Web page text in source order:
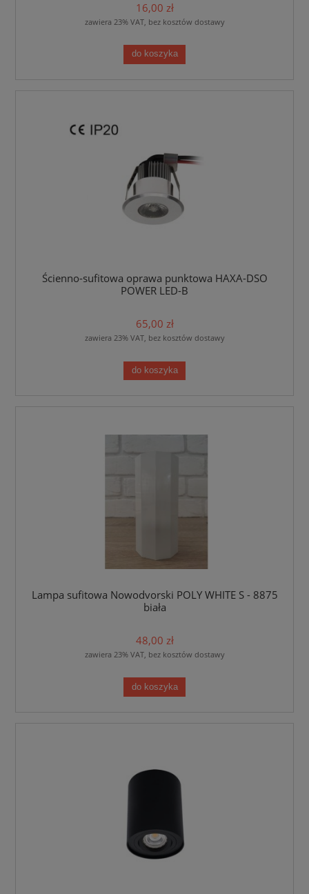
16,00 zł
zawiera 23% VAT, bez kosztów dostawy
do koszyka
Ścienno-sufitowa oprawa punktowa HAXA-DSO
POWER LED-B
65,00 zł
zawiera 23% VAT, bez kosztów dostawy
do koszyka
Lampa sufitowa Nowodvorski POLY WHITE S - 8875
biała
48,00 zł
zawiera 23% VAT, bez kosztów dostawy
do koszyka